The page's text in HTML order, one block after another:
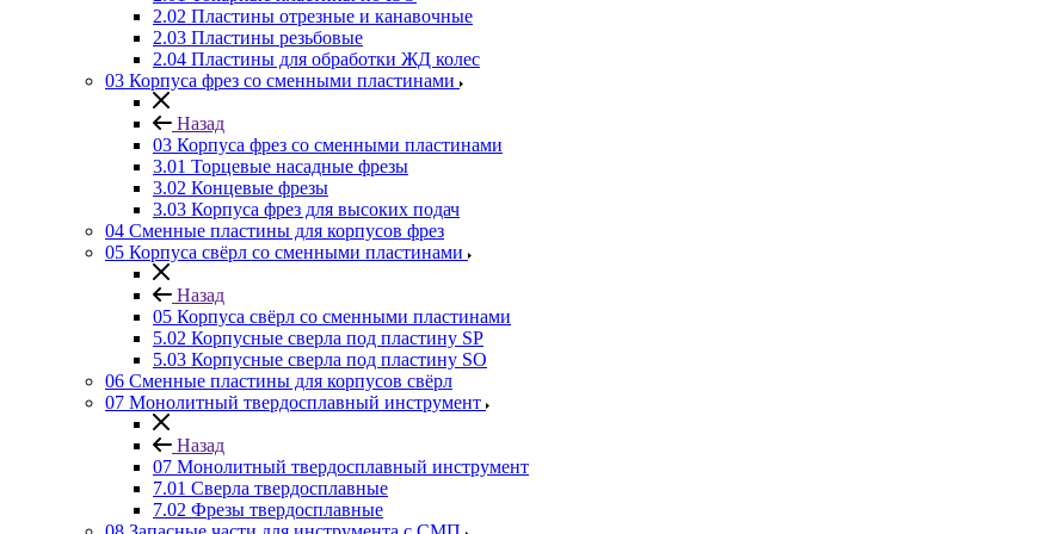
2.02 Пластины отрезные и канавочные
2.03 Пластины резьбовые
2.04 Пластины для обработки ЖД колес
03 Корпуса фрез со сменными пластинами
Назад
03 Корпуса фрез со сменными пластинами
3.01 Торцевые насадные фрезы
3.02 Концевые фрезы
3.03 Корпуса фрез для высоких подач
04 Сменные пластины для корпусов фрез
05 Корпуса свёрл со сменными пластинами
Назад
05 Корпуса свёрл со сменными пластинами
5.02 Корпусные сверла под пластину SP
5.03 Корпусные сверла под пластину SO
06 Сменные пластины для корпусов свёрл
07 Монолитный твердосплавный инструмент
Назад
07 Монолитный твердосплавный инструмент
7.01 Сверла твердосплавные
7.02 Фрезы твердосплавные